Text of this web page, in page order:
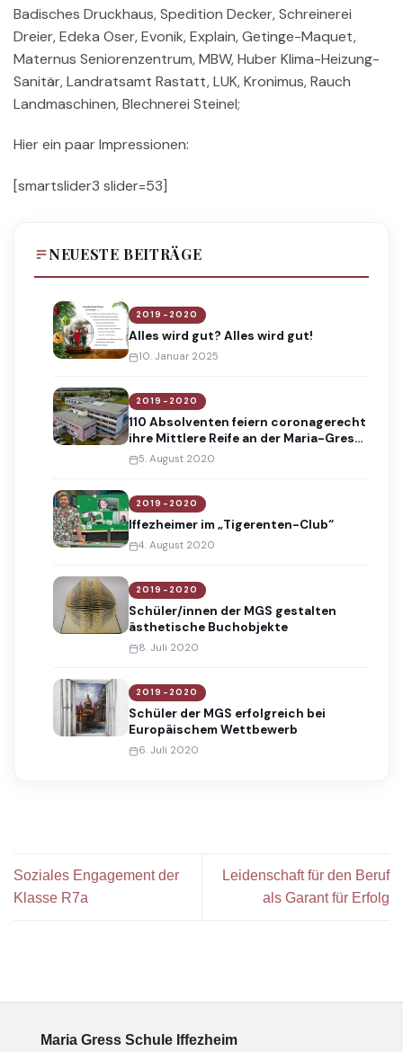
Badisches Druckhaus, Spedition Decker, Schreinerei
Dreier, Edeka Oser, Evonik, Explain, Getinge-Maquet,
Maternus Seniorenzentrum, MBW, Huber Klima-Heizung-
Sanitär, Landratsamt Rastatt, LUK, Kronimus, Rauch
Landmaschinen, Blechnerei Steinel;
Hier ein paar Impressionen:
[smartslider3 slider=53]
NEUESTE BEITRÄGE
2019-2020
Alles wird gut? Alles wird gut!
10. Januar 2025
2019-2020
110 Absolventen feiern coronagerecht
ihre Mittlere Reife an der Maria-Gress-
Schule
5. August 2020
2019-2020
Iffezheimer im „Tigerenten-Club“
4. August 2020
2019-2020
Schüler/innen der MGS gestalten
ästhetische Buchobjekte
8. Juli 2020
2019-2020
Schüler der MGS erfolgreich bei
Europäischem Wettbewerb
6. Juli 2020
Soziales Engagement der
Klasse R7a
Leidenschaft für den Beruf
als Garant für Erfolg
Maria Gress Schule Iffezheim